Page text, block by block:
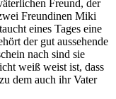
Freund, der
Freundinen Miki
eines Tages eine
der gut aussehende
nach sind sie
weiß weist ist, dass
dem auch ihr Vater